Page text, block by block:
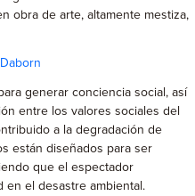
obra de arte, altamente mestiza,
generar conciencia social, así
entre los valores sociales del
a la degradación de
están diseñados para ser
que el espectador
en el desastre ambiental.